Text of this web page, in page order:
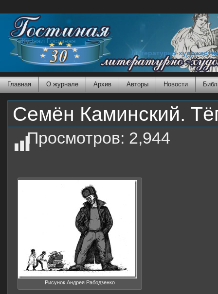
Журнал Гостиная
Литературно-
Главная О журнале Архив Авторы Новости
Семён Каминский.
Просмотров: 2,944
Рисунок Андрея Рабодзенко